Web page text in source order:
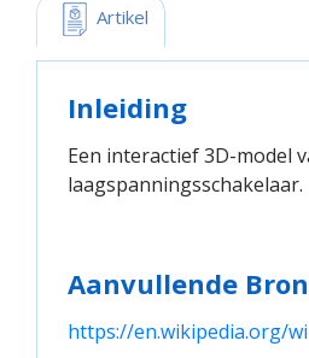
Artikel
Inleiding
Een interactief 3D-model
laagspanningsschakelaar.
Aanvullende
https://en.wikipedia.org/